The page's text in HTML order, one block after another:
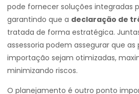
pode fornecer soluções integradas
garantindo que a declaração de
tratada de forma estratégica.
assessoria podem assegurar que as
importação sejam otimizadas,
minimizando riscos.
O planejamento é outro ponto